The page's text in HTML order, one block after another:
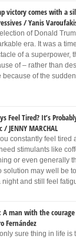
victory comes with a
/ Yanis
of Donald
era. It was a
of a superpower,
of – rather than
because of the
Feel Tired? It’s
/ JENNY MARCHAL
constantly feel tired
stimulants like
or even generally
solution may well be
night and still feel
A man with the
Fernández
sure thing in life is